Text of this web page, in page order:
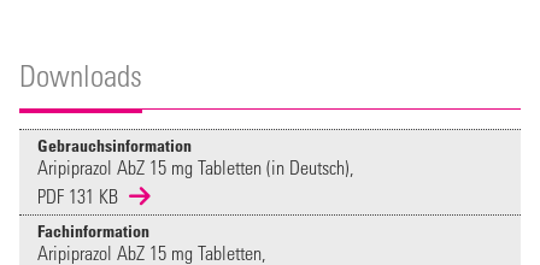
Downloads
Gebrauchsinformation
Aripiprazol AbZ 15 mg Tabletten (in Deutsch),
PDF 131 KB
Fachinformation
Aripiprazol AbZ 15 mg Tabletten,